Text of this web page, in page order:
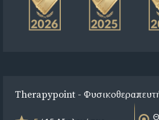
Therapypoint -